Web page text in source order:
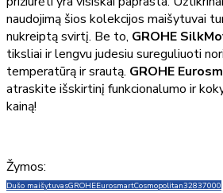
naudojimą šios kolekcijos maišytuvai
nukreiptą svirtį. Be to, GROHE
tiksliai ir lengvu judesiu sureguliuoti
temperatūrą ir srautą. GROHE
atraskite išskirtinį funkcionalumo ir
kainą!
Žymos:
Dušo maišytuvasGROHEEurosmartCosmopolitan32837000